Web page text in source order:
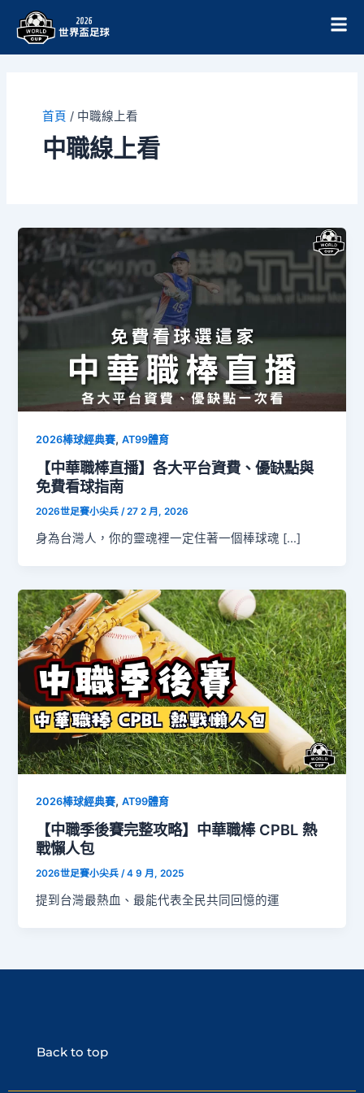
首頁 / 中職線上看
中職線上看
2026棒球經典賽,AT99體育
【中華職棒直播】各大平台資費、優缺點與
免費看球指南
2026世足賽小尖兵/27 2 月, 2026
身為台灣人，你的靈魂裡一定住著一個棒球魂 […]
2026棒球經典賽,AT99體育
【中職季後賽完整攻略】中華職棒 CPBL 熱
戰懶人包
2026世足賽小尖兵/4 9 月, 2025
提到台灣最熱血、最能代表全民共同回憶的運
Back to top